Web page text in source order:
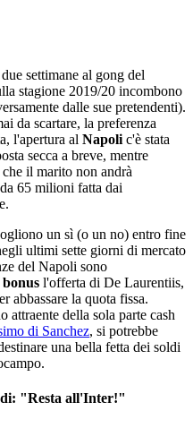
settimane al gong del
stagione 2019/20 incombono
dalle sue pretendenti).
da scartare, la preferenza
l'apertura al Napoli c'è stata
secca a breve, mentre
che il marito non andrà
65 milioni fatta dai
un sì (o un no) entro fine
ultimi sette giorni di mercato
del Napoli sono
l'offerta di De Laurentiis,
abbassare la quota fissa.
attraente della sola parte cash
di Sanchez, si potrebbe
una bella fetta dei soldi
"Resta all'Inter!"